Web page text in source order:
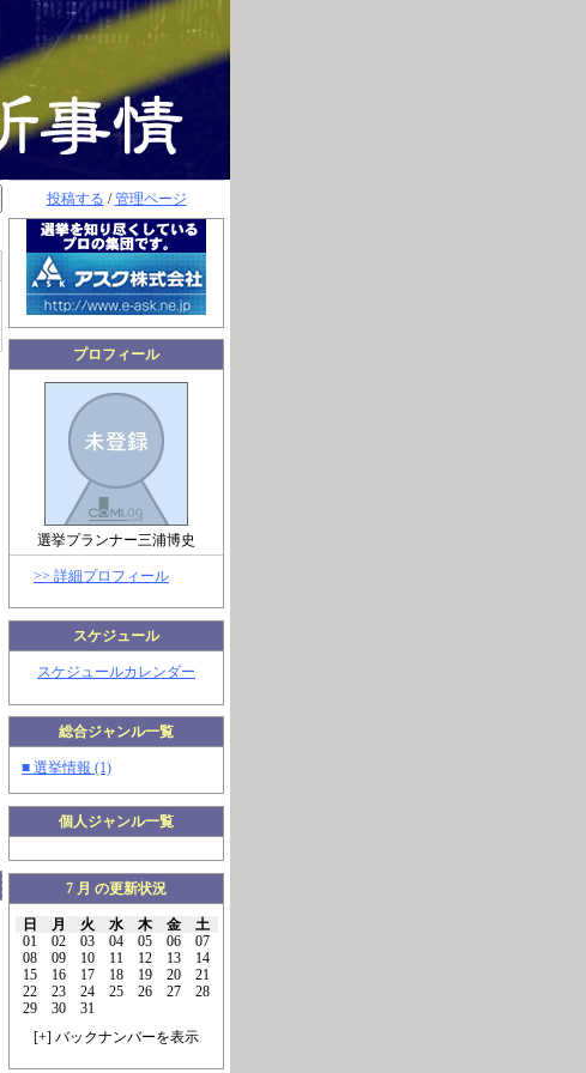
投稿する /管理ページ
プロフィール
選挙プランナー三浦博史
>> 詳細プロフィール
スケジュール
スケジュールカレンダー
総合ジャンル一覧
■ 選挙情報 (1)
個人ジャンル一覧
7 月 の更新状況
日 月 火 水 木 金
土
01
02 03 04 05 06
07
08
09 10 11 12 13
14
15
16 17 18 19 20
21
22
23 24 25 26 27
28
29
30
31
[+] バックナンバーを表示